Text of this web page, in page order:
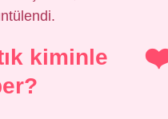
kiminle